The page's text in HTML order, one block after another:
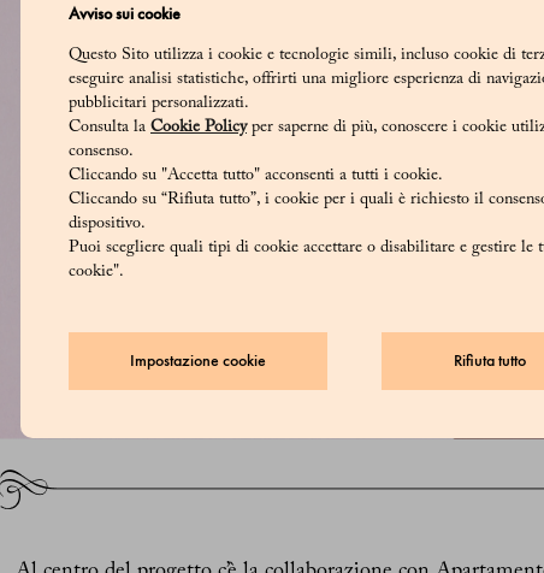
Avviso sui cookie
Questo Sito utilizza i cookie e tecnologie simili, incluso cookie di
eseguire analisi statistiche, offrirti una migliore esperienza di
pubblicitari personalizzati.
Consulta la Cookie Policyper saperne di più, conoscere i cookie
consenso.
Cliccando su "Accetta tutto" acconsenti a tutti i cookie.
Cliccando su “Rifiuta tutto”, i cookie per i quali è richiesto il
dispositivo.
Puoi scegliere quali tipi di cookie accettare o disabilitare e gestire le
cookie".
Rifiuta tutto
Impostazione cookie